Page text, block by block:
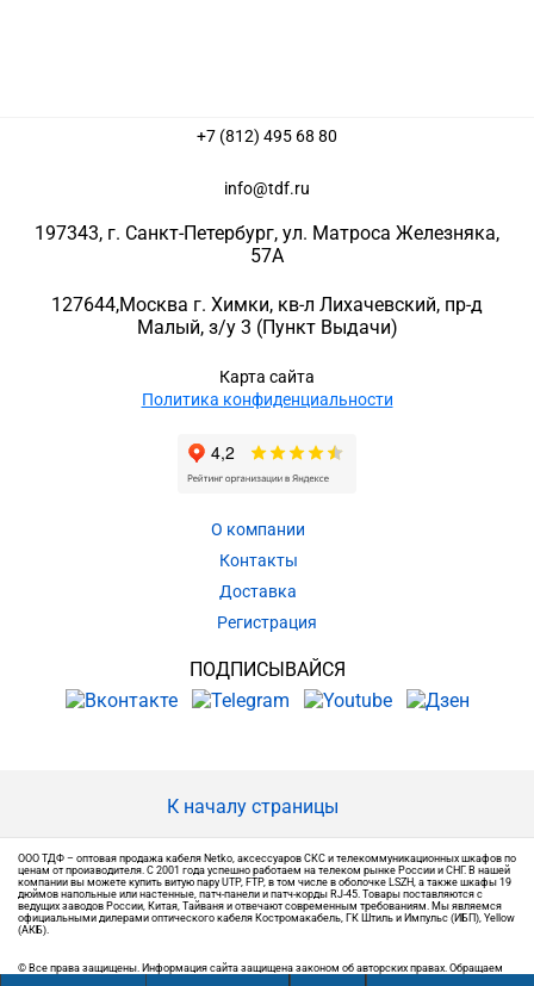
+7 (812) 495 68 80
info@tdf.ru
197343, г. Санкт-Петербург, ул. Матроса Железняка,
57A
127644,Москва г. Химки, кв-л Лихачевский, пр-д
Малый, з/у 3 (Пункт Выдачи)
Карта сайта
Политика конфиденциальности
О компании
Контакты
Доставка
Регистрация
ПОДПИСЫВАЙСЯ
К началу страницы
ООО ТДФ – оптовая продажа кабеля Netko, аксессуаров СКС и телекоммуникационных шкафов по
ценам от производителя. С 2001 года успешно работаем на телеком рынке России и СНГ. В нашей
компании вы можете купить витую пару UTP, FTP, в том числе в оболочке LSZH, а также шкафы 19
дюймов напольные или настенные, патч-панели и патч-корды RJ-45. Товары поставляются с
ведущих заводов России, Китая, Тайваня и отвечают современным требованиям. Мы являемся
официальными дилерами оптического кабеля Костромакабель, ГК Штиль и Импульс (ИБП), Yellow
(АКБ).
© Все права защищены. Информация сайта защищена законом об авторских правах. Обращаем